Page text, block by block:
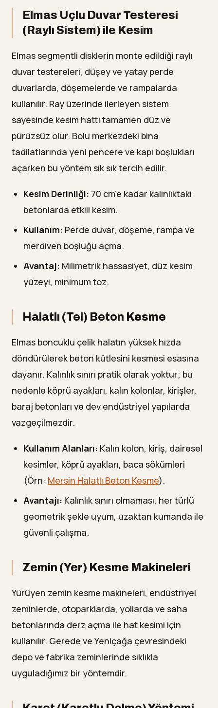
Elmas Uçlu Duvar Testeresi
(Raylı Sistem) ile Kesim
Elmas segmentli disklerin monte edildiği raylı
duvar testereleri, düşey ve yatay perde
duvarlarda, döşemelerde ve rampalarda
kullanılır. Ray üzerinde ilerleyen sistem
sayesinde kesim hattı tamamen düz ve
pürüzsüz olur. Bolu merkezdeki bina
tadilatlarında yeni pencere ve kapı boşlukları
açarken bu yöntem sık sık tercih edilir.
Kesim Derinliği: 70 cm'e kadar kalınlıktaki
betonlarda etkili kesim.
Kullanım: Perde duvar, döşeme, rampa ve
merdiven boşluğu açma.
Avantaj: Milimetrik hassasiyet, düz kesim
yüzeyi, minimum toz.
Halatlı (Tel) Beton Kesme
Elmas boncuklu çelik halatın yüksek hızda
döndürülerek beton kütlesini kesmesi esasına
dayanır. Kalınlık sınırı pratik olarak yoktur; bu
nedenle köprü ayakları, kalın kolonlar, kirişler,
baraj betonları ve dev endüstriyel yapılarda
vazgeçilmezdir.
Kullanım Alanları: Kalın kolon, kiriş, dairesel
kesimler, köprü ayakları, baca sökümleri
(Örn: Mersin Halatlı Beton Kesme).
Avantajı: Kalınlık sınırı olmaması, her türlü
geometrik şekle uyum, uzaktan kumanda ile
güvenli çalışma.
Zemin (Yer) Kesme Makineleri
Yürüyen zemin kesme makineleri, endüstriyel
zeminlerde, otoparklarda, yollarda ve saha
betonlarında derz açma ile hat kesimi için
kullanılır. Gerede ve Yeniçağa çevresindeki
depo ve fabrika zeminlerinde sıklıkla
uyguladığımız bir yöntemdir.